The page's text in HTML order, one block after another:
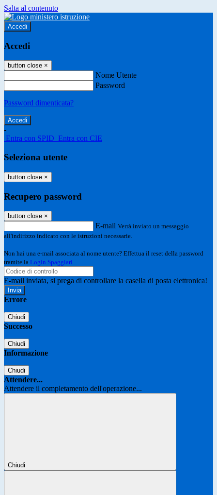
Salta al contenuto
Accedi
Accedi
button close ×
Nome Utente
Password
Password dimenticata?
-
Entra con SPID Entra con CIE
Seleziona utente
button close ×
Recupero password
button close ×
E-mail Verrà inviato un messaggio
all'indirizzo indicato con le istruzioni necessarie.
Non hai una e-mail associata al nome utente? Effettua il reset della password
tramite la Login Spaggiari
E-mail inviata, si prega di controllare la casella di posta elettronica!
Errore
Chiudi
Successo
Chiudi
Informazione
Chiudi
Attendere...
Attendere il completamento dell'operazione...
Chiudi